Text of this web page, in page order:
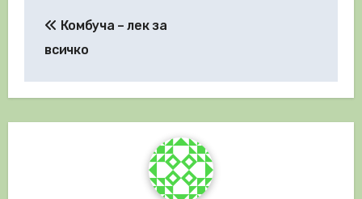
Комбуча – лек за
всичко